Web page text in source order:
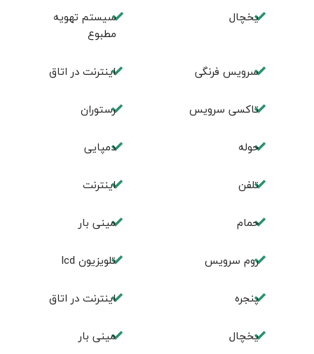
یخچال
سیستم تهویه
مطبوع
سرویس فرنگی اینترنت در اتاق
تاکسی سرویس رستوران
حوله دمپایی
تلفن اینترنت
حمام مینی بار
روم سرويس تلویزیون lcd
پنجره اینترنت در اتاق
یخچال مینی بار